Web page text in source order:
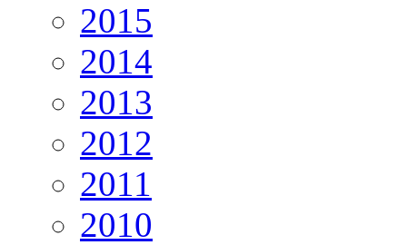
2015
2014
2013
2012
2011
2010